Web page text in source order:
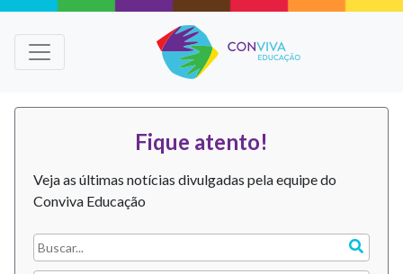
Fique atento!
Veja as últimas notícias divulgadas pela equipe do
Conviva Educação